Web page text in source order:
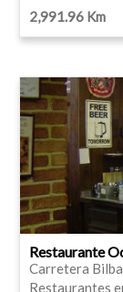
2,991.96 Km
Restaurante
Carretera
Restaurantes